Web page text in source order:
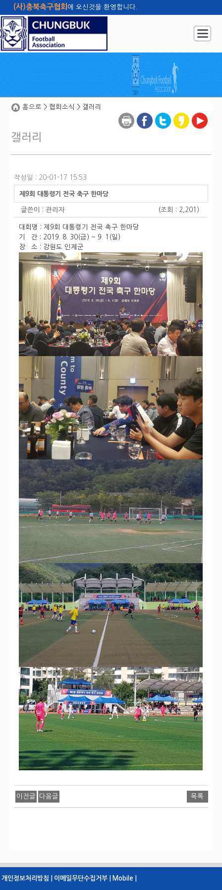
(사)충북축구협회 에 오신것을 환영합니다.
홈으로 > 협회소식 > 갤러리
갤러리
작성일 : 20-01-17 15:53
제9회 대통령기 전국 축구 한마당
글쓴이 :관리자 (조회 : 2,201)
대회명 : 제9회 대통령기 전국 축구 한마당
기 간 : 2019. 8. 30(금) ~ 9. 1(일)
장 소 : 강원도 인제군
이전글 다음글 목록
개인정보처리방침 | 이메일무단수집거부 | Mobile |